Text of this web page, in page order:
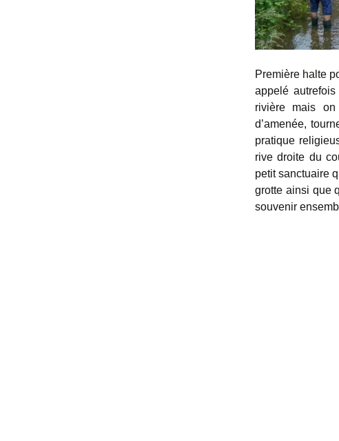
Première halte
appelé
rivière mais
d’amenée,
pratique
rive droite du
petit sanctuaire
grotte ainsi que
souvenir